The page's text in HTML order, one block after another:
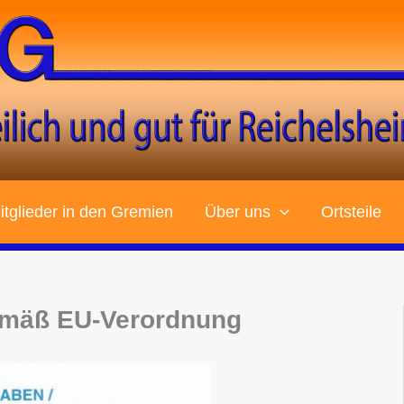
in den Gremien Über uns Ortsteile
EU-Verordnung